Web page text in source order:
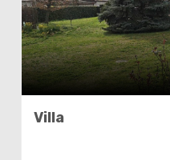
Villa